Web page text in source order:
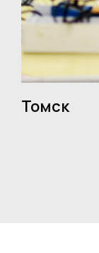
Томск